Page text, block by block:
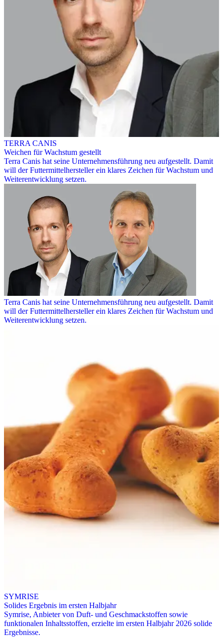
TERRA CANIS
Weichen für Wachstum gestellt
Terra Canis hat seine Unternehmensführung neu aufgestellt. Damit
will der Futtermittelhersteller ein klares Zeichen für Wachstum und
Weiterentwicklung setzen.
Terra Canis hat seine Unternehmensführung neu aufgestellt. Damit
will der Futtermittelhersteller ein klares Zeichen für Wachstum und
Weiterentwicklung setzen.
SYMRISE
Solides Ergebnis im ersten Halbjahr
Symrise, Anbieter von Duft- und Geschmackstoffen sowie
funktionalen Inhaltsstoffen, erzielte im ersten Halbjahr 2026 solide
Ergebnisse.